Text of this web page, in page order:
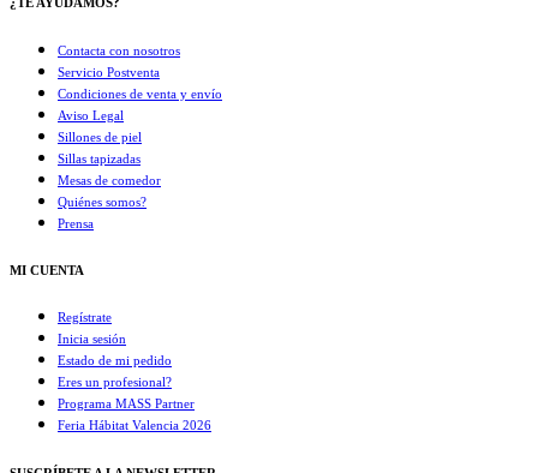
¿TE AYUDAMOS?
Contacta con nosotros
Servicio Postventa
Condiciones de venta y envío
Aviso Legal
Sillones de piel
Sillas tapizadas
Mesas de comedor
Quiénes somos?
Prensa
MI CUENTA
Regístrate
Inicia sesión
Estado de mi pedido
Eres un profesional?
Programa MASS Partner
Feria Hábitat Valencia 2026​